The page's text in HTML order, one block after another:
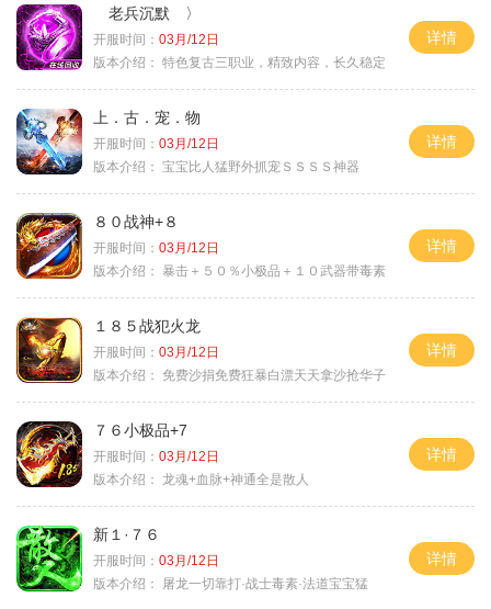
老兵沉默 〉
开服时间： 03月/12日
版本介绍： 特色复古三职业，精致内容，长久稳定
详情
上．古．宠．物
开服时间： 03月/12日
版本介绍： 宝宝比人猛野外抓宠ＳＳＳＳ神器
详情
８０战神+８
开服时间： 03月/12日
版本介绍： 暴击＋５０％小极品＋１０武器带毒素
详情
１８５战犯火龙
开服时间： 03月/12日
版本介绍： 免费沙捐免费狂暴白漂天天拿沙抢华子
详情
７６小极品+7
开服时间： 03月/12日
版本介绍： 龙魂+血脉+神通全是散人
详情
新１·７６
开服时间： 03月/12日
版本介绍：
屠龙一切靠打·战士毒素·法道宝宝猛
详情